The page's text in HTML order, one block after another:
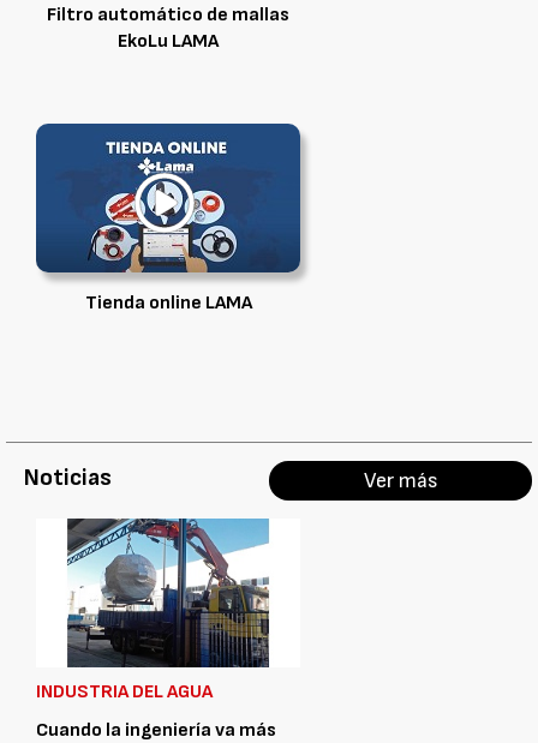
Filtro automático de mallas
EkoLu LAMA
Tienda online LAMA
Noticias Ver más
INDUSTRIA DEL AGUA
Cuando la ingeniería va más